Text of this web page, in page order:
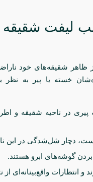
لیفت شقیقه
ظاهر شقیقه‌های خود
خسته یا پیر به
که علائم اولیه پیری در ناحیه
دچار شل‌شدگی در این
بردن گوشه‌های ابرو هستند.
واقع‌بینانه‌ای از